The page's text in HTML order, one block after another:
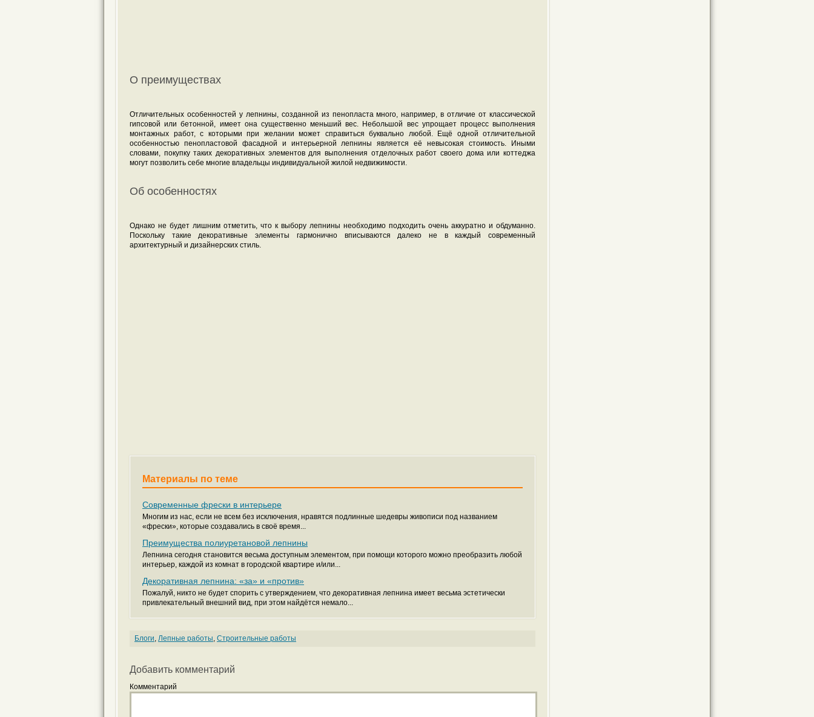
О преимуществах
Отличительных особенностей у лепнины, созданной из пенопласта много, например, в отличие от классической
гипсовой или бетонной, имеет она существенно меньший вес. Небольшой вес упрощает процесс выполнения
монтажных работ, с которыми при желании может справиться буквально любой. Ещё одной отличительной
особенностью пенопластовой фасадной и интерьерной лепнины является её невысокая стоимость. Иными
словами, покупку таких декоративных элементов для выполнения отделочных работ своего дома или коттеджа
могут позволить себе многие владельцы индивидуальной жилой недвижимости.
Об особенностях
Однако не будет лишним отметить, что к выбору лепнины необходимо подходить очень аккуратно и обдуманно.
Поскольку такие декоративные элементы гармонично вписываются далеко не в каждый современный
архитектурный и дизайнерских стиль.
Материалы по теме
Современные фрески в интерьере
Многим из нас, если не всем без исключения, нравятся подлинные шедевры живописи под названием
«фрески», которые создавались в своё время...
Преимущества полиуретановой лепнины
Лепнина сегодня становится весьма доступным элементом, при помощи которого можно преобразить любой
интерьер, каждой из комнат в городской квартире и/или...
Декоративная лепнина: «за» и «против»
Пожалуй, никто не будет спорить с утверждением, что декоративная лепнина имеет весьма эстетически
привлекательный внешний вид, при этом найдётся немало...
Блоги, Лепные работы, Строительные работы
Добавить комментарий
Комментарий